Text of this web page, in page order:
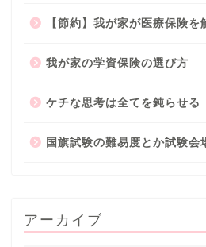
【節約】我が家が医療保険を
我が家の学資保険の選び方
ケチな思考は全てを鈍らせる
国旗試験の難易度とか試験会
アーカイブ